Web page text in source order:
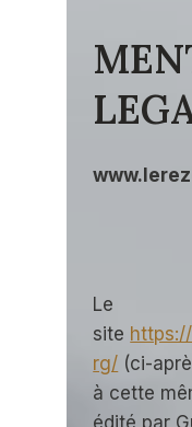
Le
site
rg/ (ci-
à cette
édité par